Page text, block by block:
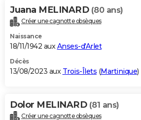
Juana MELINARD (80 ans)
Créer une cagnotte obsèques
Naissance
18/11/1942 aux Anses-d'Arlet
Décès
13/08/2023 aux Trois-Îlets (Martinique)
Dolor MELINARD (81 ans)
Créer une cagnotte obsèques